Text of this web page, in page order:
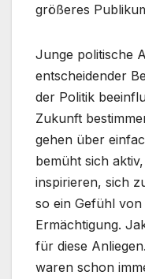
größeres
Junge politische
entscheidender
der Politik
Zukunft
gehen über
bemüht sich
inspirieren, sich
so ein Gefühl
Ermächtigung.
für diese
waren schon